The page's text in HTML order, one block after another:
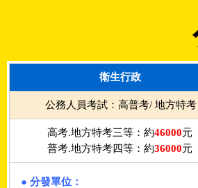
衛生行政
公務人員考試：高普考/ 地方特考
高考.地方特考三等：約46000元
普考.地方特考四等：約36000元
● 分發單位：